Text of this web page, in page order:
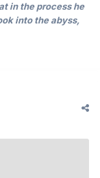
in the process he
into the abyss,